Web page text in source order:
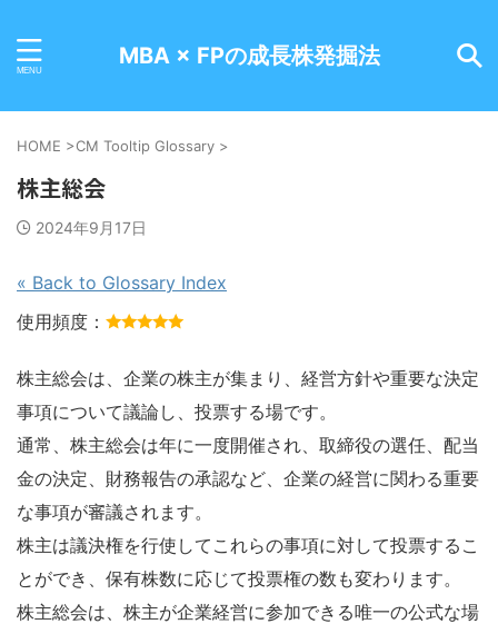
MBA × FPの成長株発掘法
HOME >CM Tooltip Glossary >
株主総会
2024年9月17日
« Back to Glossary Index
使用頻度：
株主総会は、企業の株主が集まり、経営方針や重要な決定
事項について議論し、投票する場です。
通常、株主総会は年に一度開催され、取締役の選任、配当
金の決定、財務報告の承認など、企業の経営に関わる重要
な事項が審議されます。
株主は議決権を行使してこれらの事項に対して投票するこ
とができ、保有株数に応じて投票権の数も変わります。
株主総会は、株主が企業経営に参加できる唯一の公式な場